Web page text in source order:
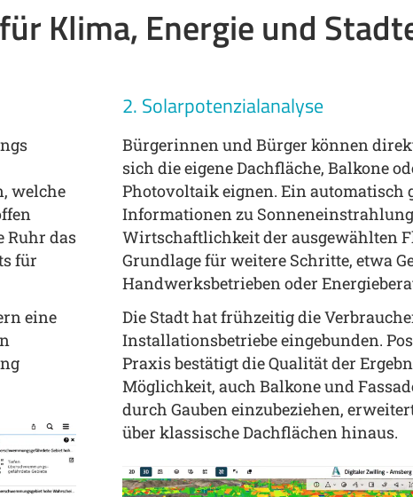
für Klima, Energie und
welche
Ruhr das
für
eine
2. Solarpotenzialanalyse
Bürgerinnen und Bürger können
sich die eigene Dachfläche, Balkone
Photovoltaik eignen. Ein automatisch
Informationen zu
Wirtschaftlichkeit der ausgewählten
Grundlage für weitere Schritte, etwa
Handwerksbetrieben oder
Die Stadt hat frühzeitig die
Installationsbetriebe eingebunden.
Praxis bestätigt die Qualität der
Möglichkeit, auch Balkone und
durch Gauben einzubeziehen,
über klassische Dachflächen hinaus.